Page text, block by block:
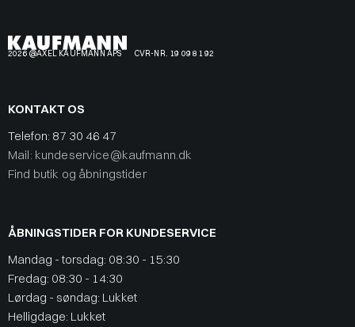
2026 @AXEL KAUFMANN APS CVR-NR. 19 09 81 92
KONTAKT OS
Telefon: 87 30 46 47
Mail: kundeservice@kaufmann.dk
Find butik og åbningstider
ÅBNINGSTIDER FOR KUNDESERVICE
Mandag - torsdag: 08:30 - 15:30
Fredag: 08:30 - 14:30
Lørdag - søndag: Lukket
Helligdage: Lukket